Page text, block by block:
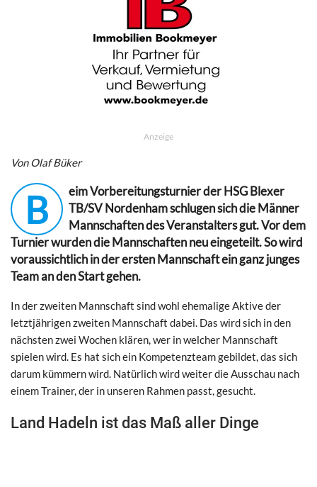
Anzeige
Von Olaf Büker
B
eim Vorbereitungsturnier der HSG Blexer
TB/SV Nordenham schlugen sich die Männer
Mannschaften des Veranstalters gut. Vor dem
Turnier wurden die Mannschaften neu eingeteilt. So wird
voraussichtlich in der ersten Mannschaft ein ganz junges
Team an den Start gehen.
In der zweiten Mannschaft sind wohl ehemalige Aktive der
letztjährigen zweiten Mannschaft dabei. Das wird sich in den
nächsten zwei Wochen klären, wer in welcher Mannschaft
spielen wird. Es hat sich ein Kompetenzteam gebildet, das sich
darum kümmern wird. Natürlich wird weiter die Ausschau nach
einem Trainer, der in unseren Rahmen passt, gesucht.
Land Hadeln ist das Maß aller Dinge